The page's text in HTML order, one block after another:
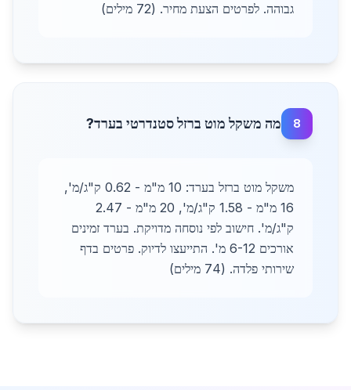
גבוהה. לפרטים הצעת מחיר. (72 מילים)
8 מה משקל מוט ברזל סטנדרטי בערד?
משקל מוט ברזל בערד: 10 מ"מ - 0.62 ק"ג/מ',
16 מ"מ - 1.58 ק"ג/מ', 20 מ"מ - 2.47
ק"ג/מ'. חישוב לפי נוסחה מדויקת. בערד זמינים
אורכים 6-12 מ'. התייעצו לדיוק. פרטים בדף
שירותי פלדה. (74 מילים)